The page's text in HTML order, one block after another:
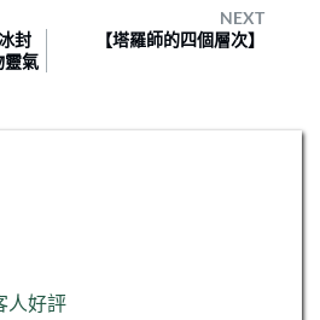
NEXT
封
靈氣
【塔羅師的四個層次】
人好評